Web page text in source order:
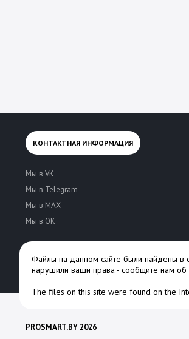
КОНТАКТНАЯ ИНФОРМАЦИЯ
Мы в VK
Мы в Telegram
Мы в MAX
Мы в OK
Файлы на данном сайте были найдены в
нарушили ваши права - сообщите нам об
The files on this site were found on the
PROSMART.BY 2026